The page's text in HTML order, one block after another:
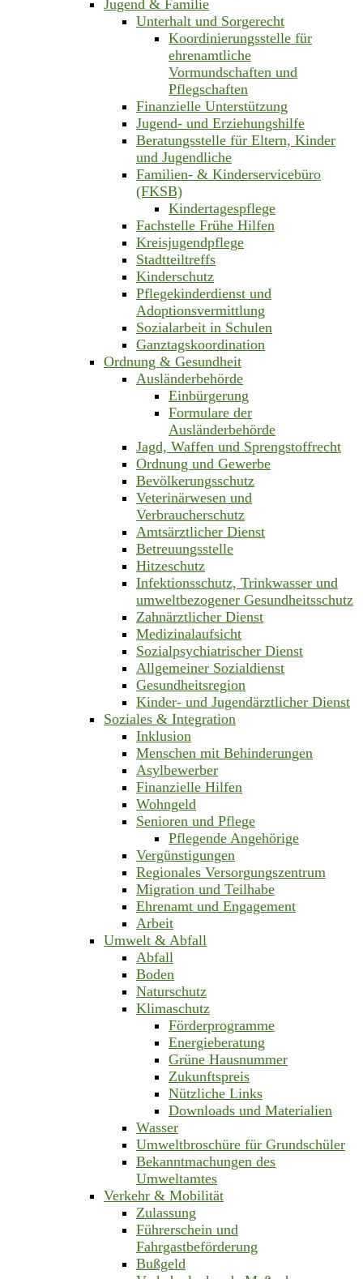
Jugend & Familie
Unterhalt und Sorgerecht
Koordinierungsstelle für
ehrenamtliche
Vormundschaften und
Pflegschaften
Finanzielle Unterstützung
Jugend- und Erziehungshilfe
Beratungsstelle für Eltern, Kinder
und Jugendliche
Familien- & Kinderservicebüro
(FKSB)
Kindertagespflege
Fachstelle Frühe Hilfen
Kreisjugendpflege
Stadtteiltreffs
Kinderschutz
Pflegekinderdienst und
Adoptionsvermittlung
Sozialarbeit in Schulen
Ganztagskoordination
Ordnung & Gesundheit
Ausländerbehörde
Einbürgerung
Formulare der
Ausländerbehörde
Jagd, Waffen und Sprengstoffrecht
Ordnung und Gewerbe
Bevölkerungsschutz
Veterinärwesen und
Verbraucherschutz
Amtsärztlicher Dienst
Betreuungsstelle
Hitzeschutz
Infektionsschutz, Trinkwasser und
umweltbezogener Gesundheitsschutz
Zahnärztlicher Dienst
Medizinalaufsicht
Sozialpsychiatrischer Dienst
Allgemeiner Sozialdienst
Gesundheitsregion
Kinder- und Jugendärztlicher Dienst
Soziales & Integration
Inklusion
Menschen mit Behinderungen
Asylbewerber
Finanzielle Hilfen
Wohngeld
Senioren und Pflege
Pflegende Angehörige
Vergünstigungen
Regionales Versorgungszentrum
Migration und Teilhabe
Ehrenamt und Engagement
Arbeit
Umwelt & Abfall
Abfall
Boden
Naturschutz
Klimaschutz
Förderprogramme
Energieberatung
Grüne Hausnummer
Zukunftspreis
Nützliche Links
Downloads und Materialien
Wasser
Umweltbroschüre für Grundschüler
Bekanntmachungen des
Umweltamtes
Verkehr & Mobilität
Zulassung
Führerschein und
Fahrgastbeförderung
Bußgeld